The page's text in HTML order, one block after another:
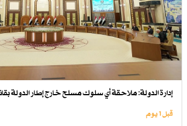
إدارة الدولة: ملاحقة أي سلوك مسلح خارج إطار الدولة
قبل 1 یوم